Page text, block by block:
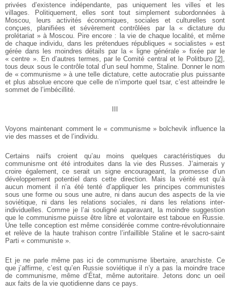
privées d’existence indépendante, pas uniquement les villes et les
villages. Politiquement, elles sont tout simplement subordonnées à
Moscou, leurs activités économiques, sociales et culturelles sont
conçues, planifiées et sévèrement contrôlées par la « dictature du
prolétariat » à Moscou. Pire encore : la vie de chaque localité, et même
de chaque individu, dans les prétendues républiques « socialistes » est
gérée dans les moindres détails par la « ligne générale » fixée par le
« centre ». En d’autres termes, par le Comité central et le Politburo[2]
tous deux sous le contrôle total d’un seul homme, Staline. Donner le nom
de « communisme » à une telle dictature, cette autocratie plus puissante
et plus absolue encore que celle de n’importe quel tsar, c’est atteindre le
sommet de l’imbécillité.
Voyons maintenant comment le « communisme » bolchevik influence la
vie des masses et de l’individu.
Certains naïfs croient qu’au moins quelques caractéristiques du
communisme ont été introduites dans la vie des Russes. J’aimerais y
croire également, ce serait un signe encourageant, la promesse d’un
développement potentiel dans cette direction. Mais la vérité est qu’à
aucun moment il n’a été tenté d’appliquer les principes communistes
sous une forme ou sous une autre, ni dans aucun des aspects de la vie
soviétique, ni dans les relations sociales, ni dans les relations inter-
individuelles. Comme je l’ai souligné auparavant, la moindre suggestion
que le communisme puisse être libre et volontaire est taboue en Russie.
Une telle conception est même considérée comme contre-révolutionnaire
et relève de la haute trahison contre l’infaillible Staline et le sacro-saint
Parti « communiste ».
Et je ne parle même pas ici de communisme libertaire, anarchiste. Ce
que j’affirme, c’est qu’en Russie soviétique il n’y a pas la moindre trace
de communisme, même d’État, même autoritaire. Jetons donc un oeil
aux faits de la vie quotidienne dans ce pays.